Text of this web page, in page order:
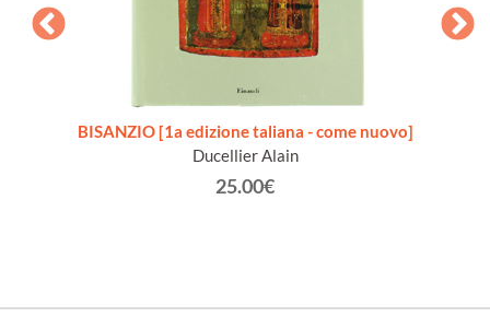
BISANZIO [1a edizione taliana - come nuovo]
Ducellier Alain
25.00€